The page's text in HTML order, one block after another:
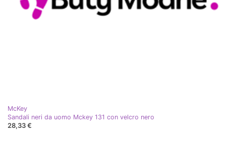
McKey
Sandali neri da uomo Mckey 131 con velcro nero
28,33 €